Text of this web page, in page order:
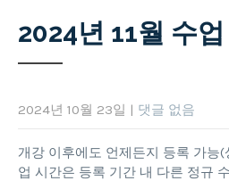
2024년 11월 수
2024년 10월 23일 | 댓글 없음
개강 이후에도 언제든지 등록 가능
업 시간은 등록 기간 내 다른 정규